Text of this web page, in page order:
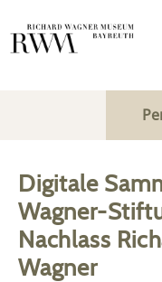
Digitale
Wagner-
Nachlass
Wagner